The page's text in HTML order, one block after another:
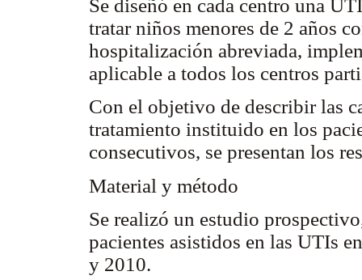
Se diseñó en cada centro una
tratar niños menores de 2 años
hospitalización abreviada,
aplicable a todos los centros
Con el objetivo de describir las
tratamiento instituido en los
consecutivos, se presentan los
Material y método
Se realizó un estudio
pacientes asistidos en las UTIs
y 2010.